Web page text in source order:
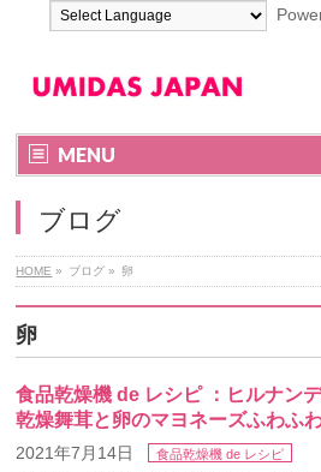
MENU
ブログ
HOME » ブログ » 卵
卵
食品乾燥機 de レシピ ：ヒルナ
乾燥舞茸と卵のマヨネーズふわふ
2021年7月14日 食品乾燥機 de レシピ